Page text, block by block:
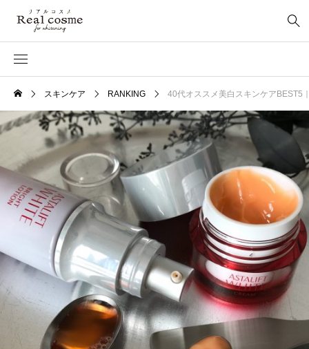
スキンケア RANKING 40代オススメ美白スキンケアBEST5